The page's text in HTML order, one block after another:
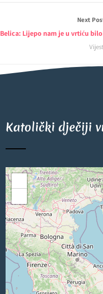
Next
Belica: Lijepo nam je u vrtiću
Katolički dječiji